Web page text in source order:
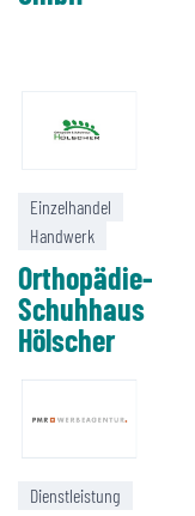
Einzelhandel
Handwerk
Orthopädie-
Schuhhaus
Hölscher
Dienstleistung